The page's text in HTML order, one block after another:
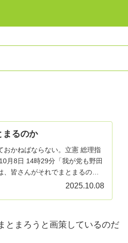
まるのか
おかねばならない。立憲 総理指
月8日 14時29分「我が党も野田
皆さんがそれでまとまるので
2025.10.08
とまろうと画策しているのだ